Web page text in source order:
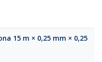
15 m × 0,25 mm × 0,25